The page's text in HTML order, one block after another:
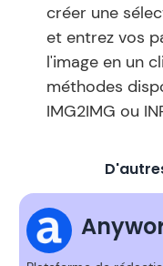
créer une
et entrez vos
l'image en un
méthodes
IMG2IMG ou